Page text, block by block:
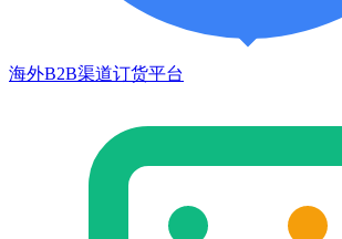
海外B2B渠道订货平台